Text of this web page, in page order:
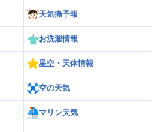
天気痛予報
お洗濯情報
星空・天体情報
空の天気
マリン天気